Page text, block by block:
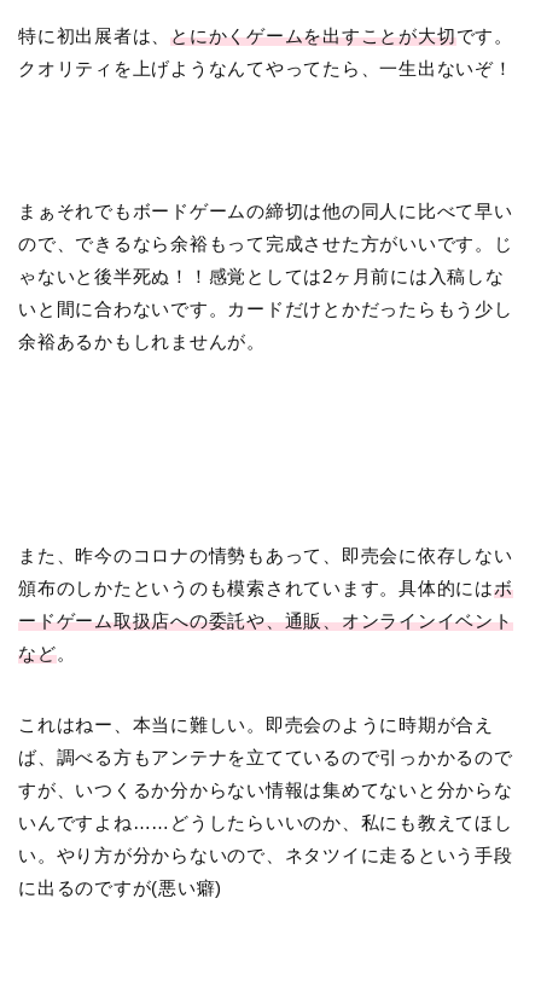
特に初出展者は、とにかくゲームを出すことが大切です。
クオリティを上げようなんてやってたら、一生出ないぞ！
まぁそれでもボードゲームの締切は他の同人に比べて早い
ので、できるなら余裕もって完成させた方がいいです。じ
ゃないと後半死ぬ！！感覚としては2ヶ月前には入稿しな
いと間に合わないです。カードだけとかだったらもう少し
余裕あるかもしれませんが。
また、昨今のコロナの情勢もあって、即売会に依存しない
頒布のしかたというのも模索されています。具体的にはボ
ードゲーム取扱店への委託や、通販、オンラインイベント
など。
これはねー、本当に難しい。即売会のように時期が合え
ば、調べる方もアンテナを立てているので引っかかるので
すが、いつくるか分からない情報は集めてないと分からな
いんですよね……どうしたらいいのか、私にも教えてほし
い。やり方が分からないので、ネタツイに走るという手段
に出るのですが(悪い癖)